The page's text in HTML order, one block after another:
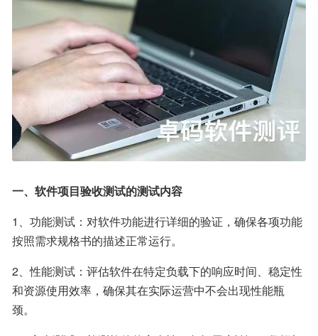
一、软件项目验收测试的测试内容
1、功能测试：对软件功能进行详细的验证，确保各项功能
按照需求规格书的描述正常运行。
2、性能测试：评估软件在特定负载下的响应时间、稳定性
和资源使用效率，确保其在实际运营中不会出现性能瓶
颈。